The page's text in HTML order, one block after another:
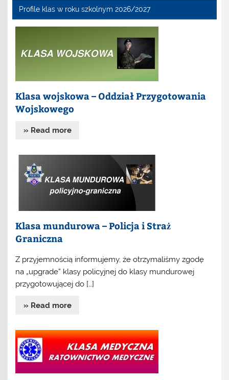
Profile klas w roku szkolnym 2026/2027
Klasa wojskowa – Oddział Przygotowania
Wojskowego
» Read more
Klasa mundurowa – Policja i Straż
Graniczna
Z przyjemnością informujemy, że otrzymaliśmy zgodę
na „upgrade” klasy policyjnej do klasy mundurowej
przygotowującej do […]
» Read more